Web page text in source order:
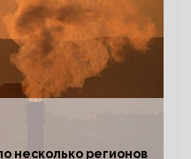
несколько регионов